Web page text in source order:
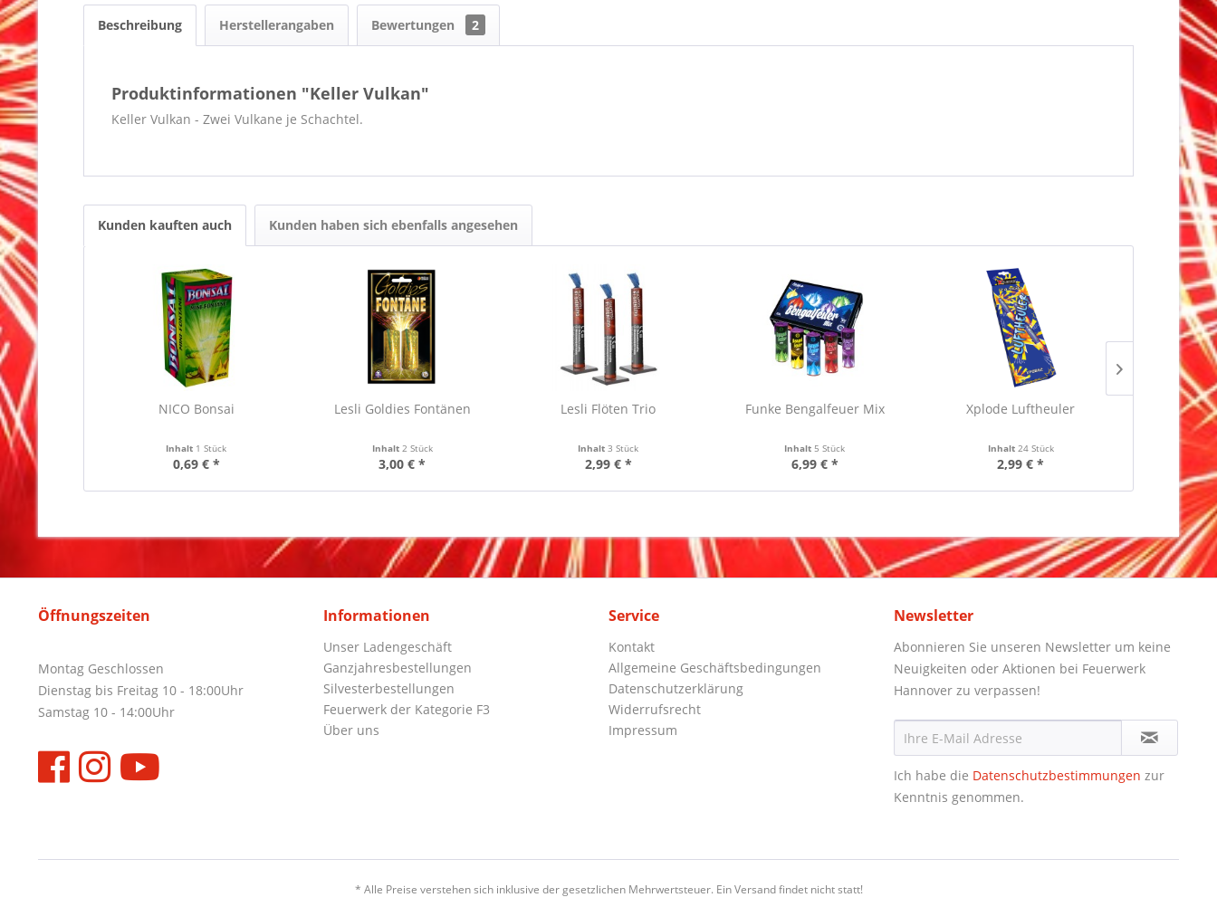
Beschreibung Herstellerangaben Bewertungen 2
Produktinformationen "Keller Vulkan"
Keller Vulkan - Zwei Vulkane je Schachtel.
Kunden kauften auch Kunden haben sich ebenfalls angesehen
NICO Bonsai
Inhalt 1 Stück
0,69 € *
Lesli Goldies Fontänen
Inhalt 2 Stück
3,00 € *
Lesli Flöten Trio
Inhalt3 Stück
2,99 € *
Funke Bengalfeuer Mix
Inhalt5 Stück
6,99 € *
Xplode Luftheuler
Inhalt 24 Stück
2,99 € *
Keller
Öffnungszeiten
Montag Geschlossen
Dienstag bis Freitag 10 - 18:00Uhr
Samstag 10 - 14:00Uhr
Informationen
Unser Ladengeschäft
Ganzjahresbestellungen
Silvesterbestellungen
Feuerwerk der Kategorie F3
Über uns
Service
Kontakt
Allgemeine Geschäftsbedingungen
Datenschutzerklärung
Widerrufsrecht
Impressum
Newsletter
Abonnieren Sie unseren Newsletter um keine
Neuigkeiten oder Aktionen bei Feuerwerk
Hannover zu verpassen!
Ich habe die Datenschutzbestimmungen zur
Kenntnis genommen.
* Alle Preise verstehen sich inklusive der gesetzlichen Mehrwertsteuer. Ein Versand findet nicht statt!